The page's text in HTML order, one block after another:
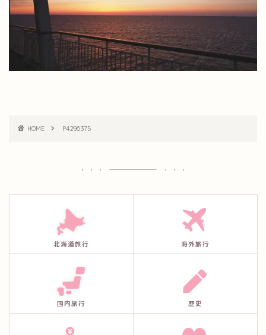
HOME P4296375
北海道旅行 海外旅行
国内旅行 歴史